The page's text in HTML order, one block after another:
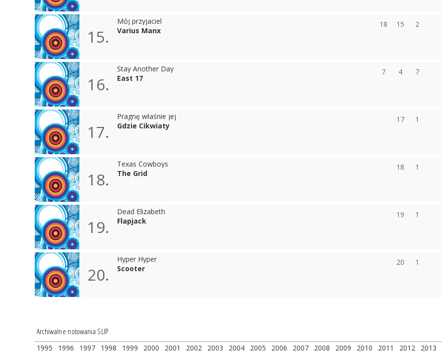
18 15 2
15.
Mój przyjaciel
Varius Manx
7 4 7
16.
Stay Another Day
East 17
17 1
17.
Pragnę właśnie jej
Gdzie Cikwiaty
18 1
18.
Texas Cowboys
The Grid
19 1
19.
Dead Elizabeth
Flapjack
20 1
20.
Hyper Hyper
Scooter
Archiwalne notowania SLIP
1995 1996 1997 1998 1999 2000 2001 2002 2003 2004 2005 2006 2007 2008 2009 2010 2011 2012 2013